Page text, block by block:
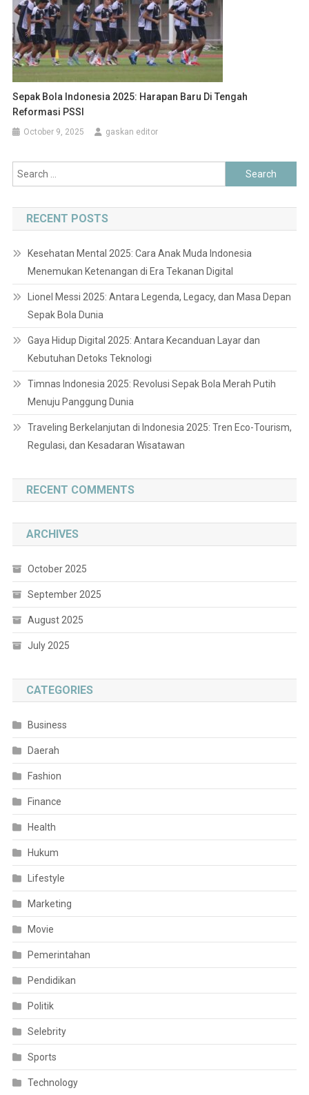
Sepak Bola Indonesia 2025: Harapan Baru Di Tengah
Reformasi PSSI
October 9, 2025 gaskan editor
Search
for:
RECENT POSTS
Kesehatan Mental 2025: Cara Anak Muda Indonesia
Menemukan Ketenangan di Era Tekanan Digital
Lionel Messi 2025: Antara Legenda, Legacy, dan Masa Depan
Sepak Bola Dunia
Gaya Hidup Digital 2025: Antara Kecanduan Layar dan
Kebutuhan Detoks Teknologi
Timnas Indonesia 2025: Revolusi Sepak Bola Merah Putih
Menuju Panggung Dunia
Traveling Berkelanjutan di Indonesia 2025: Tren Eco-Tourism,
Regulasi, dan Kesadaran Wisatawan
RECENT COMMENTS
ARCHIVES
October 2025
September 2025
August 2025
July 2025
CATEGORIES
Business
Daerah
Fashion
Finance
Health
Hukum
Lifestyle
Marketing
Movie
Pemerintahan
Pendidikan
Politik
Selebrity
Sports
Technology